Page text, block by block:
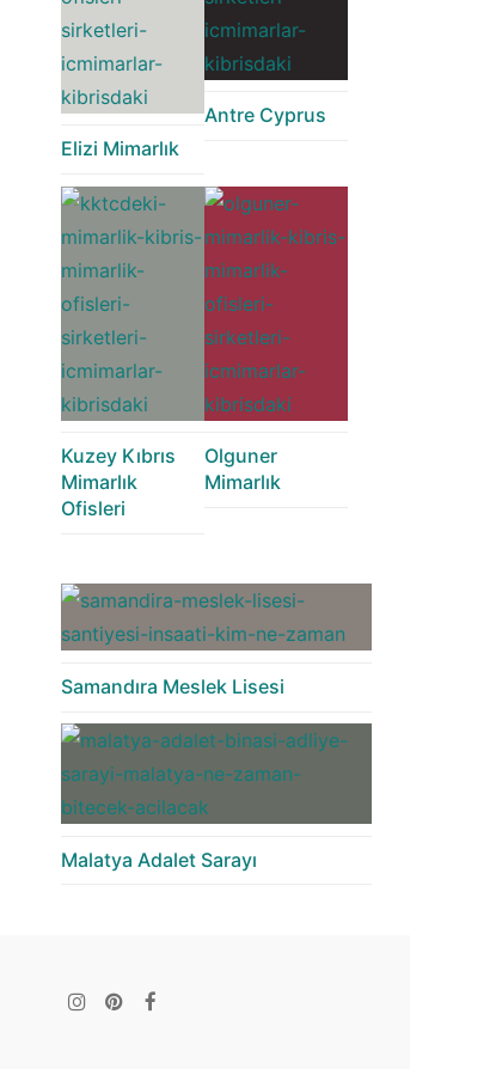
Elizi Mimarlık
Antre Cyprus
Kuzey Kıbrıs
Mimarlık
Ofisleri
Olguner
Mimarlık
Samandıra Meslek Lisesi
Malatya Adalet Sarayı